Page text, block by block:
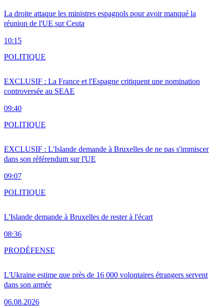
La droite attaque les ministres espagnols pour avoir manqué la
réunion de l'UE sur Ceuta
10:15
EXCLUSIF : La France et l'Espagne critiquent une nomination
controversée au SEAE
09:40
POLITIQUE
EXCLUSIF : L'Islande demande à Bruxelles de ne pas s'immiscer
dans son référendum sur l'UE
09:07
POLITIQUE
L'Islande demande à Bruxelles de rester à l'écart
08:36
POLITIQUE
L'Ukraine estime que près de 16 000 volontaires étrangers servent
dans son armée
06.08.2026
PRODÉFENSE